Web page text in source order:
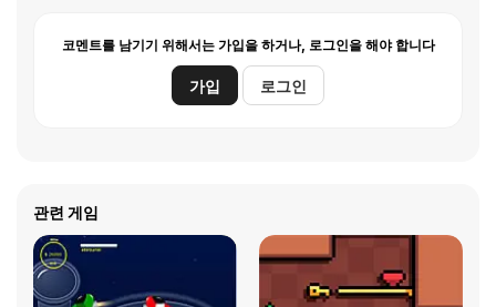
코멘트를 남기기 위해서는 가입을 하거나, 로그인을 해야 합니다
가입 로그인
관련 게임